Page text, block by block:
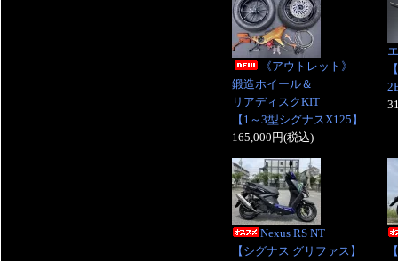
《アウトレット》
鍛造ホイール＆
リアディスクKIT
【1～3型シグナスX125】
165,000円(税込)
Nexus RS NT
【シグナス グリファス】